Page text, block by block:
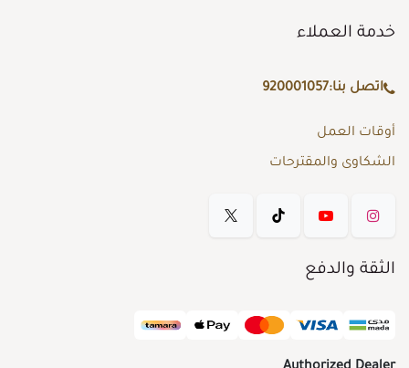
خدمة العملاء
اتصل بنا:920001057
أوقات العمل
الشكاوى والمقترحات
الثقة والدفع